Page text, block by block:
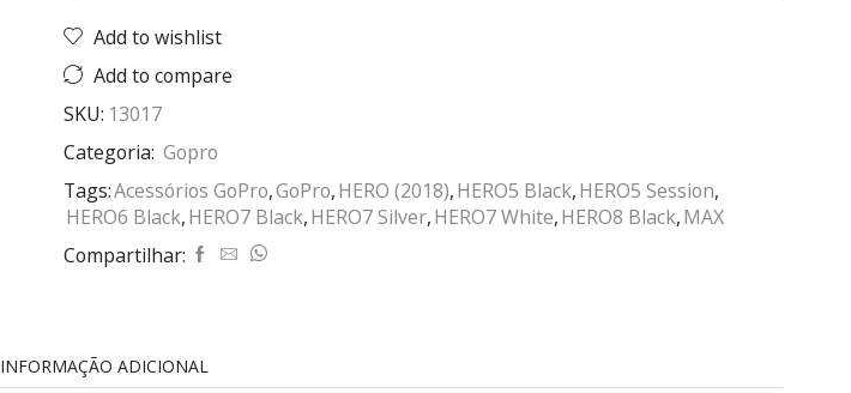
Add to wishlist
Add to compare
SKU: 13017
Categoria: Gopro
Tags:Acessórios GoPro,GoPro,HERO (2018),HERO5 Black,HERO5 Session,
HERO6 Black,HERO7 Black,HERO7 Silver,HERO7 White,HERO8 Black,MAX
Compartilhar:
INFORMAÇÃO ADICIONAL